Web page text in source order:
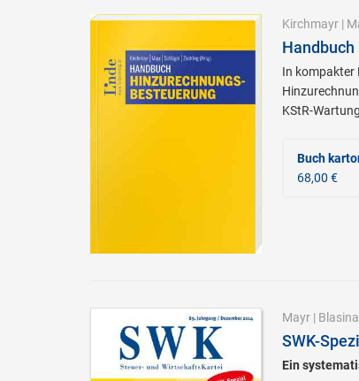
Kirchmayr|
In kompakter
KStR-
Buch
68,00 €
Mayr| Blasina
SWK-
Ein